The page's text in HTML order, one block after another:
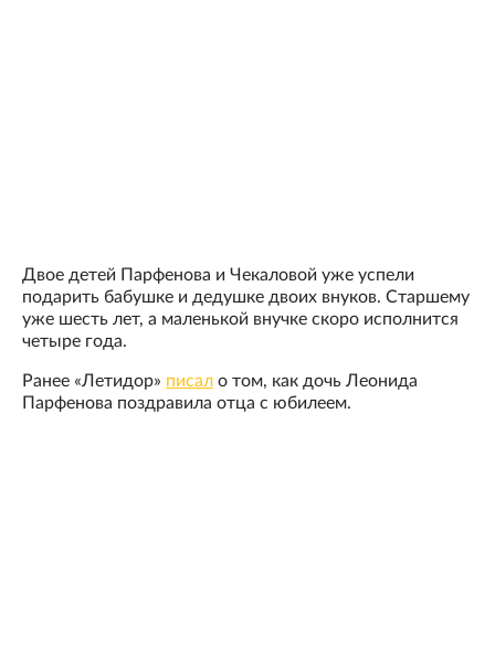
Двое детей Парфенова и Чекаловой уже успели
подарить бабушке и дедушке двоих внуков. Старшему
уже шесть лет, а маленькой внучке скоро исполнится
четыре года.
Ранее «Летидор» писал о том, как дочь Леонида
Парфенова поздравила отца с юбилеем.